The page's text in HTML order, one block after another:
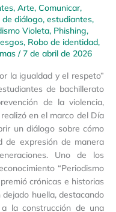
, Arte, Comunicar,
de diálogo, estudiantes,
Violeta, Phishing,
, Robo de identidad,
/7 de abril de 2026
la igualdad y el respeto”
de bachillerato
de la violencia,
en el marco del Día
un diálogo sobre cómo
de expresión de manera
Uno de los
“Periodismo
crónicas e historias
huella, destacando
la construcción de una